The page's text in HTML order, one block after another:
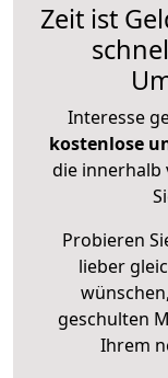
Zeit ist
Interesse
kostenlose
die innerhalb
Probieren
lieber
geschulten
Ihrem